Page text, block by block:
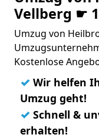
Vellberg ☛
Umzug von
Kostenlose
✓ Wir helfen
Umzug geht!
✓ Schnell &
erhalten!